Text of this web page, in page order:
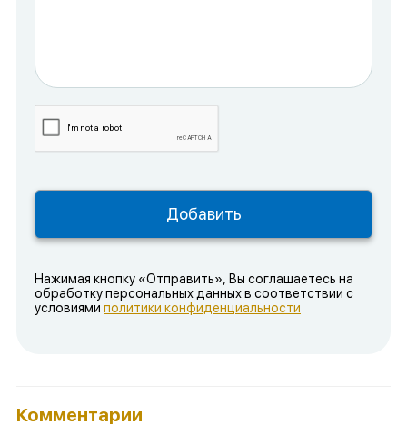
Нажимая кнопку «Отправить», Вы соглашаетесь на
обработку персональных данных в соответствии с
условиями политики конфиденциальности
Комментарии